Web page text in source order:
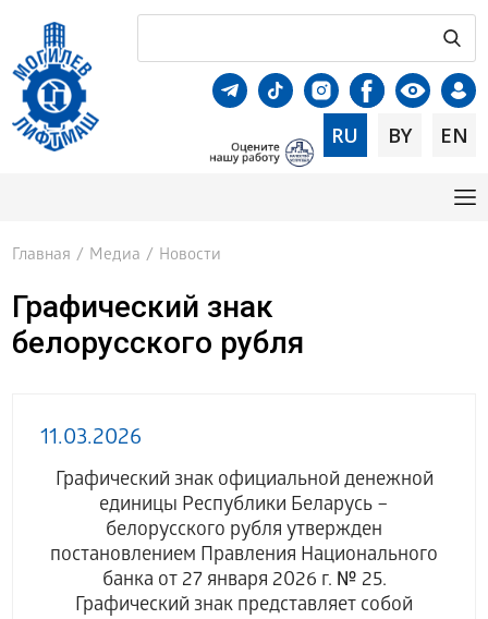
RU BY EN
Главная / Медиа / Новости
Графический знак
белорусского рубля
11.03.2026
Графический знак официальной денежной
единицы Республики Беларусь –
белорусского рубля утвержден
постановлением Правления Национального
банка от 27 января 2026 г. № 25.
Графический знак представляет собой